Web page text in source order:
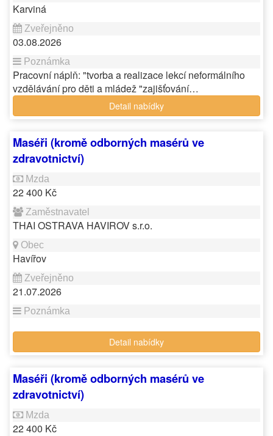
Karviná
03.08.2026
Pracovní náplň: "tvorba a realizace lekcí neformálního
vzdělávání pro děti a mládež "zajišťování…
Detail nabídky
Maséři (kromě odborných masérů ve
zdravotnictví)
22 400 Kč
THAI OSTRAVA HAVIROV s.r.o.
Havířov
21.07.2026
Detail nabídky
Maséři (kromě odborných masérů ve
zdravotnictví)
22 400 Kč